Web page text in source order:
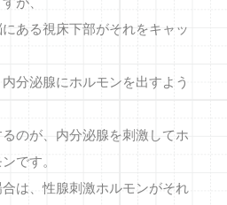
ある視床下部がそれをキャッ
分泌腺にホルモンを出すよう
のが、内分泌腺を刺激してホ
です。
は、性腺刺激ホルモンがそれ